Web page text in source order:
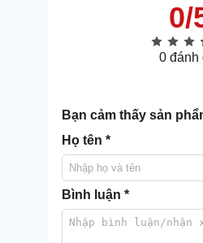
0/
0 đánh
Bạn cảm thấy sản
Họ tên *
Bình luận *